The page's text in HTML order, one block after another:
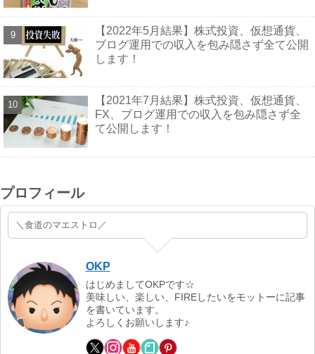
【2022年5月結果】株式投資、仮想通貨、
ブログ運用での収入を包み隠さず全て公開
します！
【2021年7月結果】株式投資、仮想通貨、
FX、ブログ運用での収入を包み隠さず全
て公開します！
プロフィール
＼食道のマエストロ／
OKP
はじめましてOKPです☆
美味しい、楽しい、FIREしたいをモットーに記事
を書いています。
よろしくお願いします♪